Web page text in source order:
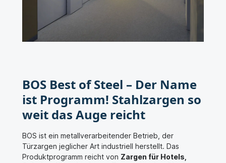
BOS Best of Steel – Der Name
ist Programm! Stahlzargen so
weit das Auge reicht
BOS ist ein metallverarbeitender Betrieb, der
Türzargen jeglicher Art industriell herstellt. Das
Produktprogramm reicht von Zargen für Hotels,